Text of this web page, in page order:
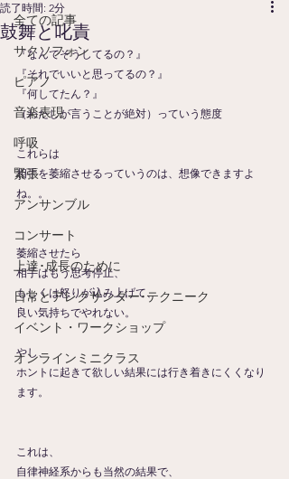
全ての記事
サクソフォン
ピアノ
音楽表現
呼吸
緊張
アンサンブル
コンサート
上達･成長のために
日常とアレクサンダー･テクニーク
イベント・ワークショップ
オンラインミニクラス
鼓舞と叱責
読了時間: 2分
『なんでそうしてるの？』
『それでいいと思ってるの？』
『何してたん？』
（わたしが言うことが絶対）っていう態度
これらは
相手を萎縮させるっていうのは、想像できますよ
ね。。
萎縮させたら
相手はもう思考停止、
もしくは怒りが込み上げて、
良い気持ちでやれない。
やし、
ホントに起きて欲しい結果には行き着きにくくなり
ます。
これは、
自律神経系からも当然の結果で、